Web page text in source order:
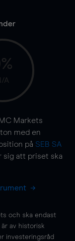
A
Markets
med en
på SEB SA
sig att priset ska
och ska endast
av historisk
investeringsråd